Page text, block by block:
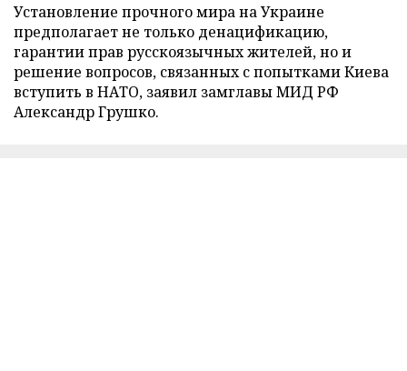
Установление прочного мира на Украине
предполагает не только денацификацию,
гарантии прав русскоязычных жителей, но и
решение вопросов, связанных с попытками Киева
вступить в НАТО, заявил замглавы МИД РФ
Александр Грушко.